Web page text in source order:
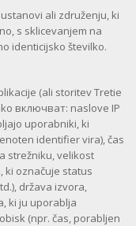
ali združenju, ki
s sklicevanjem na
identicijsko številko.
(ali storitev Tretie
включват: naslove IP
uporabniki, ki
identifier vira), čas
strežniku, velikost
ki označuje status
država izvora,
ki ju uporablja
(npr. čas, porabljen